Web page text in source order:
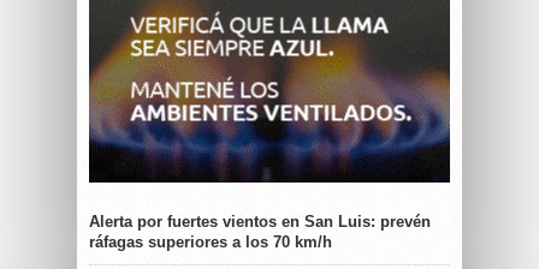
Alerta por fuertes vientos en San Luis: prevén
ráfagas superiores a los 70 km/h